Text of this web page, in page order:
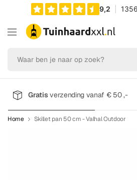
Gratisverzending vanaf € 50 ,-
Home Skillet pan 50 cm - Valhal Outdoor